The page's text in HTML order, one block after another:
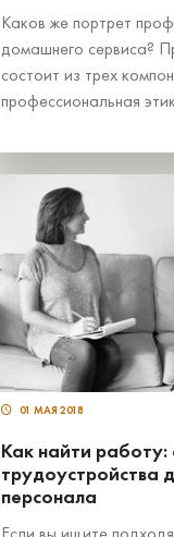
Каков же портрет
домашнего сервиса?
состоит из трех
профессиональная
01 МАЯ 2018
Как найти работу:
трудоустройства
персонала